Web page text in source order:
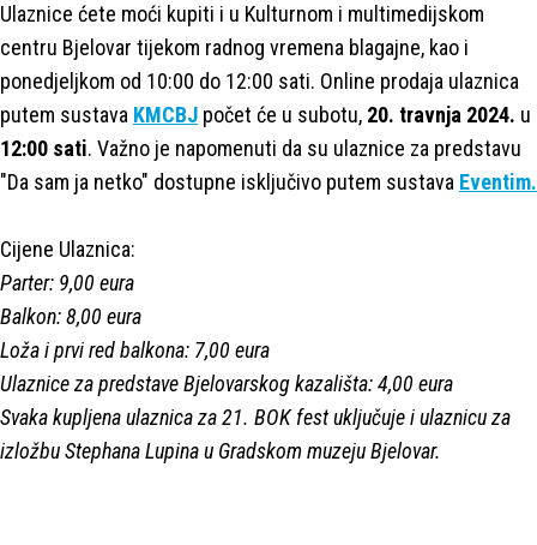
Ulaznice ćete moći kupiti i u Kulturnom i multimedijskom
centru Bjelovar tijekom radnog vremena blagajne, kao i
ponedjeljkom od 10:00 do 12:00 sati. Online prodaja ulaznica
putem sustava KMCBJ počet će u subotu, 20. travnja 2024. u
12:00 sati. Važno je napomenuti da su ulaznice za predstavu
"Da sam ja netko" dostupne isključivo putem sustava Eventim.
Cijene Ulaznica:
Parter: 9,00 eura
Balkon: 8,00 eura
Loža i prvi red balkona: 7,00 eura
Ulaznice za predstave Bjelovarskog kazališta: 4,00 eura
Svaka kupljena ulaznica za 21. BOK fest uključuje i ulaznicu za
izložbu Stephana Lupina u Gradskom muzeju Bjelovar.